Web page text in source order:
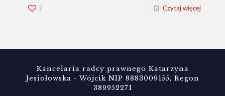
2 Czytaj więcej
Kancelaria radcy prawnego Katarzyna
Jesiołowska - Wójcik NIP 8883009155, Regon
389952271